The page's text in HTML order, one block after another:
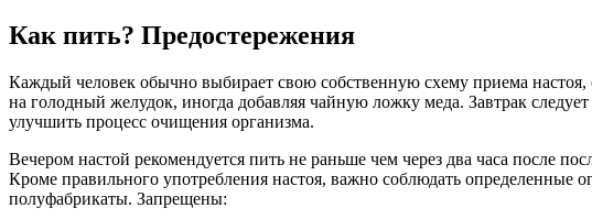
Как пить? Предостережения
Каждый человек обычно выбирает свою собственную схему приема настоя,
на голодный желудок, иногда добавляя чайную ложку меда. Завтрак
улучшить процесс очищения организма.
Вечером настой рекомендуется пить не раньше чем через два часа после
Кроме правильного употребления настоя, важно соблюдать определенные
полуфабрикаты. Запрещены: